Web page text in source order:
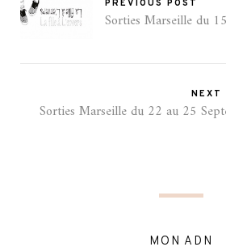
PREVIOUS POST
Sorties Marseille du
NEXT
Sorties Marseille du 22 au 25
MON ADN